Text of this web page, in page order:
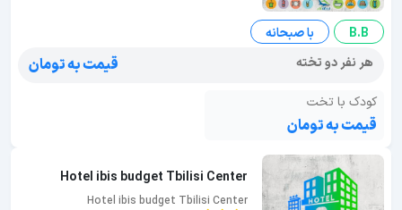
B.B
با صبحانه
هر نفر دو تخته
قیمت به تومان
کودک با تخت
قیمت به تومان
Hotel ibis budget Tbilisi Center
Hotel ibis budget Tbilisi Center